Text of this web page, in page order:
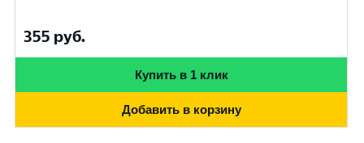
355 руб.
Купить в 1 клик
Добавить в корзину